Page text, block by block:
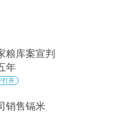
粮库案宣判
年
打开
销售镉米